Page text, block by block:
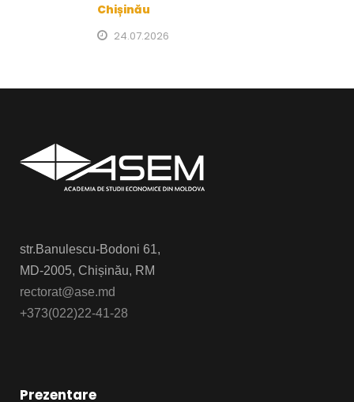
Chișinău
24.07.2026
str.Banulescu-Bodoni 61,
MD-2005, Chișinău, RM
rectorat@ase.md
+373(022)22-41-28
Prezentare